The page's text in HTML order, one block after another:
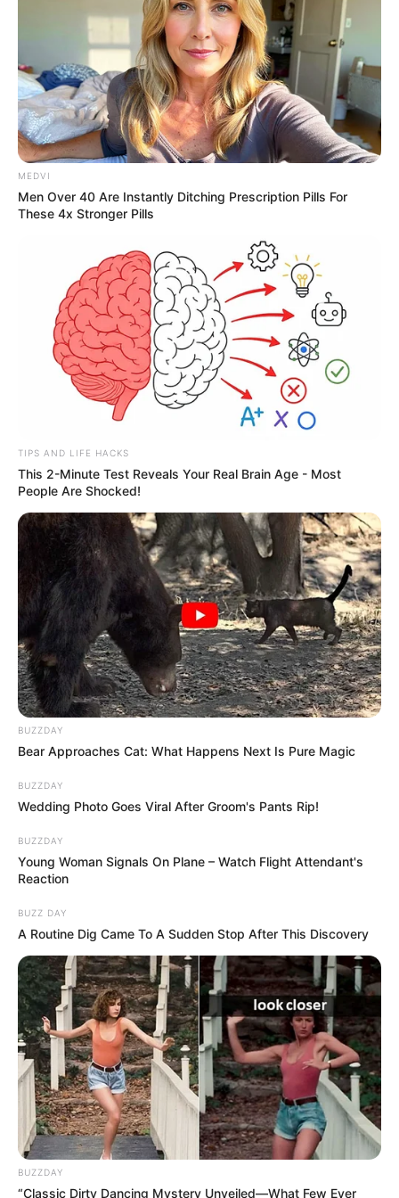
MEDVI
Men Over 40 Are Instantly Ditching Prescription Pills For
These 4x Stronger Pills
TIPS AND LIFE HACKS
This 2-Minute Test Reveals Your Real Brain Age - Most
People Are Shocked!
BUZZDAY
Bear Approaches Cat: What Happens Next Is Pure Magic
BUZZDAY
Wedding Photo Goes Viral After Groom's Pants Rip!
BUZZDAY
Young Woman Signals On Plane – Watch Flight Attendant's
Reaction
BUZZ DAY
A Routine Dig Came To A Sudden Stop After This Discovery
BUZZDAY
“Classic Dirty Dancing Mystery Unveiled—What Few Ever